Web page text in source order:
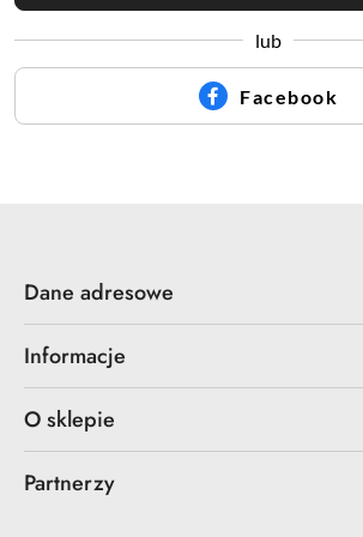
lub
Facebook
Dane adresowe
Informacje
O sklepie
Partnerzy